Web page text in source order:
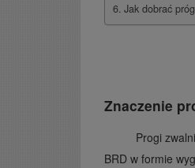
Jak dobrać
Znaczenie
Progi
BRD w formie